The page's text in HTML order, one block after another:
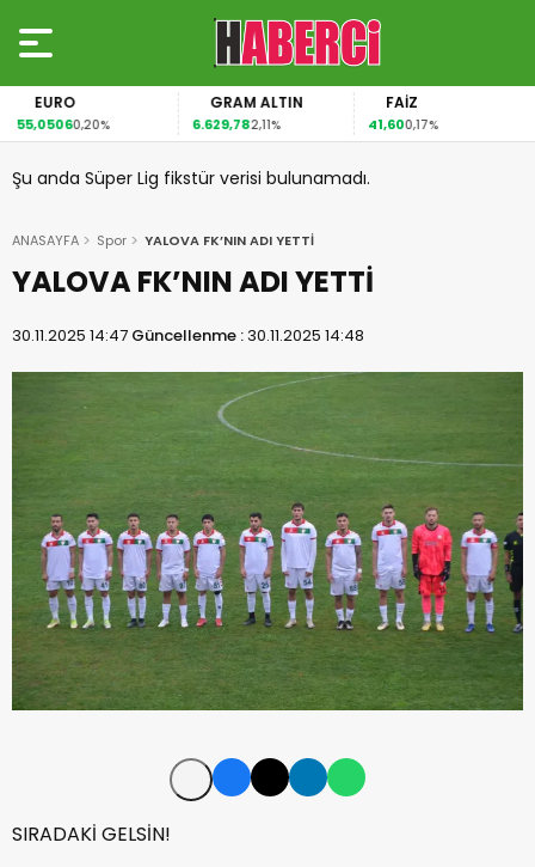
EURO
55,05060,20%
GRAM ALTIN
6.629,782,11%
FAİZ
41,600,17%
Şu anda Süper Lig fikstür verisi bulunamadı.
ANASAYFA Spor YALOVA FK’NIN ADI YETTİ
YALOVA FK’NIN ADI YETTİ
30.11.2025 14:47 Güncellenme :30.11.2025 14:48
SIRADAKİ GELSİN!